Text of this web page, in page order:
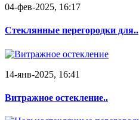
04-фев-2025, 16:17
Стеклянные перегородки для..
14-янв-2025, 16:41
Витражное остекление..